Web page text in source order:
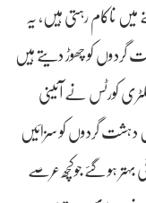
ناکام رہتی ہیں، یہ
گردوں کو چھوڑ دیتے ہیں
کورٹس نے آئینی
گردوں کو سزائیں
ہو گئے جوکچھ عرصے